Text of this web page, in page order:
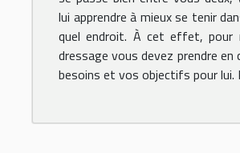
lui apprendre à mieux se tenir
quel endroit. À cet effet, pour
dressage vous devez prendre en
besoins et vos objectifs pour lui.